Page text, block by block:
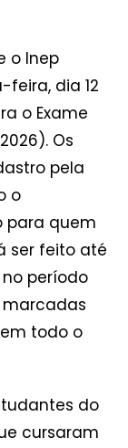
o Inep
dia 12
o Exame
Os
pela
o
para quem
ser feito até
período
marcadas
todo o
do
cursaram